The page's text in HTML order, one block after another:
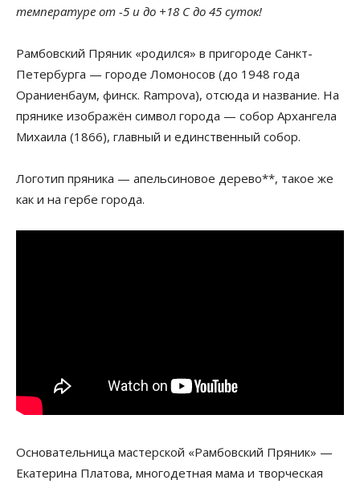
температуре от -5 и до +18 С до 45 суток!
Рамбовский Пряник «родился» в пригороде Санкт-
Петербурга — городе Ломоносов (до 1948 года
Ораниенбаум, финск. Rampova), отсюда и название. На
прянике изображён символ города — собор Архангела
Михаила (1866), главный и единственный собор.
Логотип пряника — апельсиновое дерево**, такое же
как и на гербе города.
Основательница мастерской «Рамбовский Пряник» —
Екатерина Платова, многодетная мама и творческая